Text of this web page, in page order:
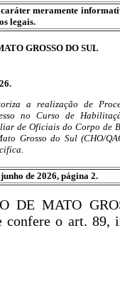
meramente
legais.
GROSSO DO SUL
a realização de
no Curso de
de Oficiais do Corpo de
Grosso do Sul (CHO/
de 2026, página 2.
DE MATO
confere o art.